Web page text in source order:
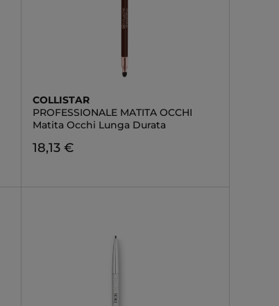
COLLISTAR
PROFESSIONALE MATITA OCCHI
Matita Occhi Lunga Durata
18,13 €